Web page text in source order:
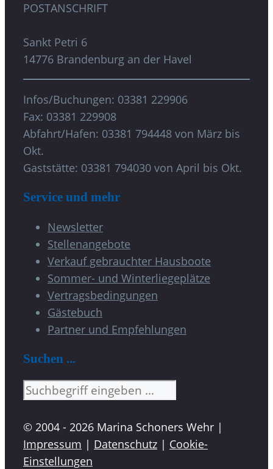
POSTANSCHRIFT
Sankt Petri 6
14776 Brandenburg an der Havel
Infos/Buchungen: 03381 229906
Fax: 03381 229908
Abfahrt/Hafen: 03381 794448 von März bis
Okt.
Gaststätte: 03381 794030 von April bis Okt.
Service und mehr
Newsletter
Stellenangebote
Verkauf gebrauchter Hausboote
Sommer- und Winterliegeplätze
Vertragsbedingungen
Gästebuch
Partner und Empfehlungen
Suchen ...
Suchen
© 2004 - 2026 Marina Schoners Wehr |
Impressum | Datenschutz | Cookie-
Einstellungen